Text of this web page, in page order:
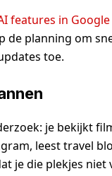
features in
de planning om
toe.
je bekijkt
leest travel
je die plekjes niet